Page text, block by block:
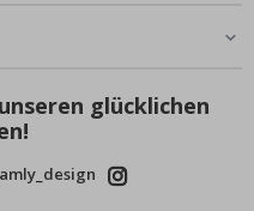
glücklichen